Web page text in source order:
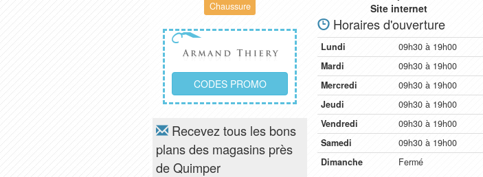
Chaussure
CODES PROMO
Recevez tous les bons
plans des magasins près
de Quimper
Site internet
Horaires d'ouverture
Lundi
09h30 à 19h00
Mardi
09h30 à 19h00
Mercredi
09h30 à 19h00
Jeudi
09h30 à 19h00
Vendredi
09h30 à 19h00
Samedi
09h30 à 19h00
Dimanche
Fermé